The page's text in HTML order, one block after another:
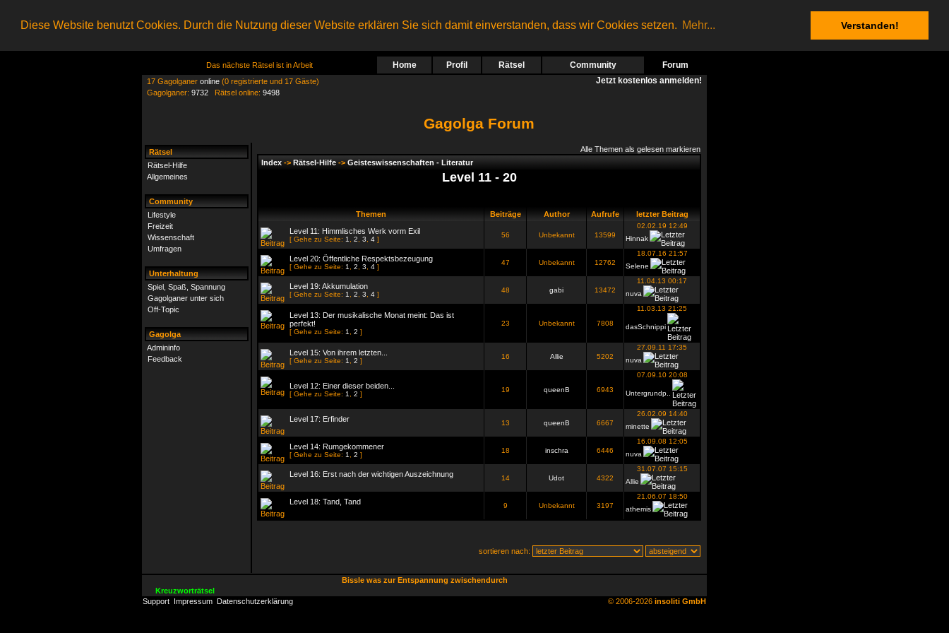
Diese Website benutzt Cookies. Durch die Nutzung dieser Website erklären Sie sich damit einverstanden, dass wir Cookies setzen. Mehr... Verstanden!
Das nächste Rätsel ist in Arbeit Home Profil Rätsel Community Forum
17 Gagolganer online (0 registrierte und 17 Gäste)
Gagolganer: 9732 Rätsel online: 9498
Jetzt kostenlos anmelden!
Gagolga Forum
Rätsel
Rätsel-Hilfe
Allgemeines
Community
Lifestyle
Freizeit
Wissenschaft
Umfragen
Unterhaltung
Spiel, Spaß, Spannung
Gagolganer unter sich
Off-Topic
Gagolga
Admininfo
Feedback
Alle Themen als gelesen markieren
Index -> Rätsel-Hilfe -> Geisteswissenschaften - Literatur
Level 11 - 20
Themen Beiträge Author Aufrufe
letzter Beitrag
Level 11: Himmlisches Werk vorm Exil
[ Gehe zu Seite: 1 2 3 4 ]
56 Unbekannt 13599
02.02.19 12:49
Hinnak
Level 20: Öffentliche Respektsbezeugung
[ Gehe zu Seite: 1 2 3 4 ]
47 Unbekannt 12762
18.07.16 21:57
Selene
Level 19: Akkumulation
[ Gehe zu Seite: 1 2 3 4 ]
48 gabi 13472
11.04.13 00:17
nuva
Level 13: Der musikalische Monat meint: Das ist
perfekt!
[ Gehe zu Seite: 1 2 ]
23 Unbekannt 7808
11.03.13 21:25
dasSchnippi
Level 15: Von ihrem letzten...
[ Gehe zu Seite: 1 2 ]
16 Allie 5202
27.09.11 17:35
nuva
Level 12: Einer dieser beiden...
[ Gehe zu Seite: 1 2 ]
19 queenB 6943
07.09.10 20:08
Untergrundp..
Level 17: Erfinder 13 queenB 6667
26.02.09 14:40
minette
Level 14: Rumgekommener
[ Gehe zu Seite: 1 2 ]
18 inschra 6446
16.09.08 12:05
nuva
Level 16: Erst nach der wichtigen Auszeichnung 14 Udot 4322
31.07.07 15:15
Allie
Level 18: Tand, Tand 9 Unbekannt 3197
21.06.07 18:50
athemis
sortieren nach:
Bissle was zur Entspannung zwischendurch
Kreuzworträtsel
Support Impressum Datenschutzerklärung © 2006-2026 insoliti GmbH